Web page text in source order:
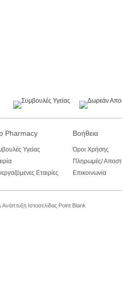
Pharmacy
Υγείας
Εταιρίες
Βοήθεια
Όροι Χρήσης
Πληρωμές/
Επικοινωνία
Ανάπτυξη Ιστοσελίδας Point Blank